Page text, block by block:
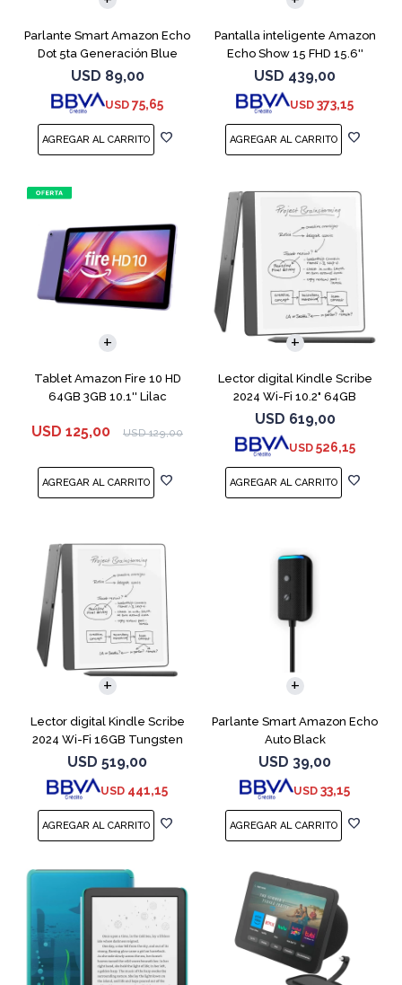
Parlante Smart Amazon Echo
Dot 5ta Generación Blue
USD 89,00
USD 75,65
Pantalla inteligente Amazon
Echo Show 15 FHD 15.6''
Black
USD 439,00
USD 373,15
Tablet Amazon Fire 10 HD
64GB 3GB 10.1'' Lilac
USD 125,00 USD 129,00
Lector digital Kindle Scribe
2024 Wi-Fi 10.2" 64GB
Tungsten
USD 619,00
USD 526,15
Lector digital Kindle Scribe
2024 Wi-Fi 16GB Tungsten
USD 519,00
USD 441,15
Parlante Smart Amazon Echo
Auto Black
USD 39,00
USD 33,15